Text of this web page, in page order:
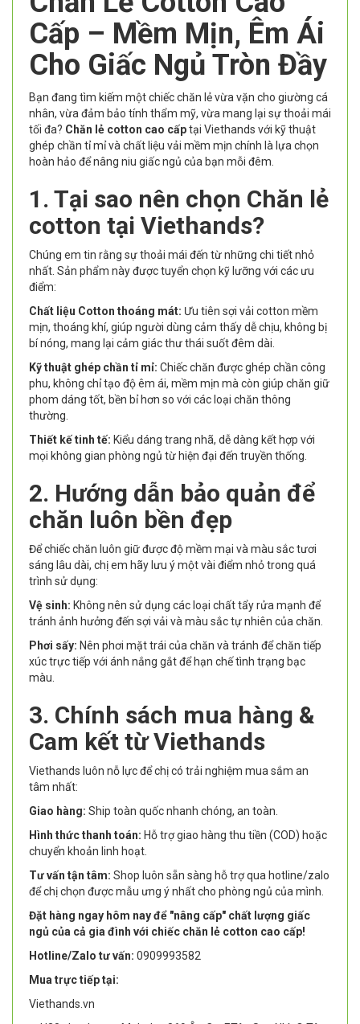
Cấp – Mềm Mịn, Êm Ái
Cho Giấc Ngủ Tròn Đầy
Bạn đang tìm kiếm một chiếc chăn lẻ vừa vặn cho giường cá
nhân, vừa đảm bảo tính thẩm mỹ, vừa mang lại sự thoải mái
tối đa? Chăn lẻ cotton cao cấptại Viethands với kỹ thuật
ghép chần tỉ mỉ và chất liệu vải mềm mịn chính là lựa chọn
hoàn hảo để nâng niu giấc ngủ của bạn mỗi đêm.
1. Tại sao nên chọn Chăn lẻ
cotton tại Viethands?
Chúng em tin rằng sự thoải mái đến từ những chi tiết nhỏ
nhất. Sản phẩm này được tuyển chọn kỹ lưỡng với các ưu
điểm:
Chất liệu Cotton thoáng mát: Ưu tiên sợi vải cotton mềm
mịn, thoáng khí, giúp người dùng cảm thấy dễ chịu, không bị
bí nóng, mang lại cảm giác thư thái suốt đêm dài.
Kỹ thuật ghép chần tỉ mỉ: Chiếc chăn được ghép chần công
phu, không chỉ tạo độ êm ái, mềm mịn mà còn giúp chăn giữ
phom dáng tốt, bền bỉ hơn so với các loại chăn thông
thường.
Thiết kế tinh tế: Kiểu dáng trang nhã, dễ dàng kết hợp với
mọi không gian phòng ngủ từ hiện đại đến truyền thống.
2. Hướng dẫn bảo quản để
chăn luôn bền đẹp
Để chiếc chăn luôn giữ được độ mềm mại và màu sắc tươi
sáng lâu dài, chị em hãy lưu ý một vài điểm nhỏ trong quá
trình sử dụng:
Vệ sinh: Không nên sử dụng các loại chất tẩy rửa mạnh để
tránh ảnh hưởng đến sợi vải và màu sắc tự nhiên của chăn.
Phơi sấy: Nên phơi mặt trái của chăn và tránh để chăn tiếp
xúc trực tiếp với ánh nắng gắt để hạn chế tình trạng bạc
màu.
3. Chính sách mua hàng &
Cam kết từ Viethands
Viethands luôn nỗ lực để chị có trải nghiệm mua sắm an
tâm nhất:
Giao hàng: Ship toàn quốc nhanh chóng, an toàn.
Hình thức thanh toán: Hỗ trợ giao hàng thu tiền (COD) hoặc
chuyển khoản linh hoạt.
Tư vấn tận tâm: Shop luôn sẵn sàng hỗ trợ qua hotline/zalo
để chị chọn được mẫu ưng ý nhất cho phòng ngủ của mình.
Đặt hàng ngay hôm nay để "nâng cấp" chất lượng giấc
ngủ của cả gia đình với chiếc chăn lẻ cotton cao cấp!
Hotline/Zalo tư vấn: 0909993582
Mua trực tiếp tại:
Viethands.vn